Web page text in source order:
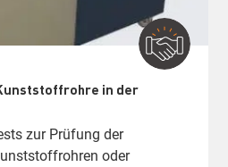
in der
zur Prüfung der
oder